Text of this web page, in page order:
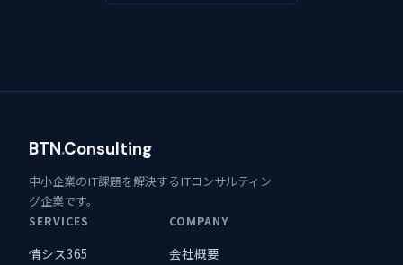
BTN.Consulting
中小企業のIT課題を解決するITコンサルティン
グ企業です。
SERVICES
情シス365
COMPANY
会社概要